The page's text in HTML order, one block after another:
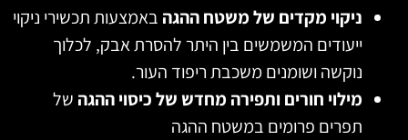
ניקוי מקדים של משטח ההגה באמצעות תכשירי ניקוי
ייעודים המשמשים בין היתר להסרת אבק, לכלוך
נוקשה ושומנים משכבת ריפוד העור.
מילוי חורים ותפירה מחדש של כיסוי ההגה של
תפרים פרומים במשטח ההגה